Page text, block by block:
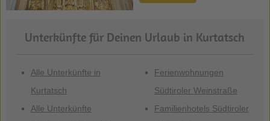
Unterkünfte für Deinen Urlaub in Kurtatsch
Alle Unterkünfte in
Kurtatsch
Alle Unterkünfte
Ferienwohnungen
Südtiroler Weinstraße
Familienhotels Südtiroler